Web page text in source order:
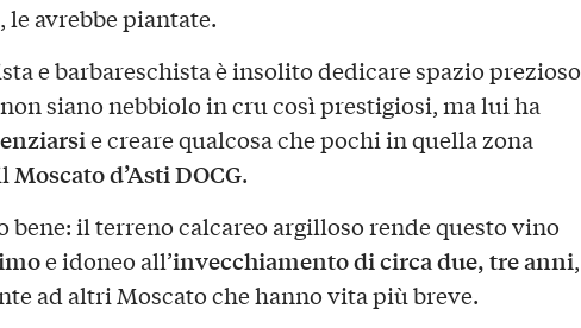
le avrebbe piantate.
e barbareschista è insolito dedicare spazio prezioso
siano nebbiolo in cru così prestigiosi, ma lui ha
e creare qualcosa che pochi in quella zona
Moscato d’Asti DOCG.
bene: il terreno calcareo argilloso rende questo vino
e idoneo all’invecchiamento di circa due, tre anni,
ad altri Moscato che hanno vita più breve.